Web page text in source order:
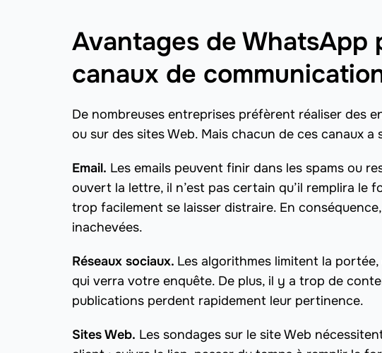
Avantages de
canaux de
De nombreuses entreprises préfèrent réaliser des
ou sur des sites Web. Mais chacun de ces canaux a
Email. Les emails peuvent finir dans les spams ou
ouvert la lettre, il n’est pas certain qu’il remplira le
trop facilement se laisser distraire. En
inachevées.
Réseaux sociaux. Les algorithmes limitent la
qui verra votre enquête. De plus, il y a trop de
publications perdent rapidement leur pertinence.
Sites Web. Les sondages sur le site Web